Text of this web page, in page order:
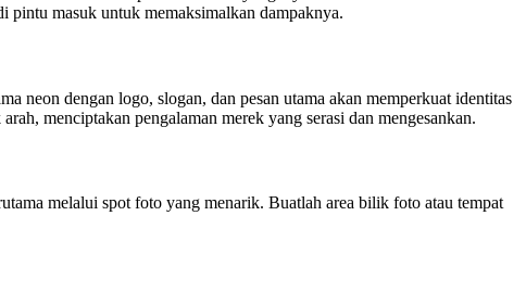
pintu masuk untuk memaksimalkan dampaknya.
neon dengan logo, slogan, dan pesan utama akan memperkuat identitas
menciptakan pengalaman merek yang serasi dan mengesankan.
melalui spot foto yang menarik. Buatlah area bilik foto atau tempat